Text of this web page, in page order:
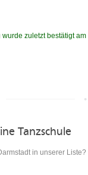
zuletzt bestätigt am
Tanzschule
in unserer